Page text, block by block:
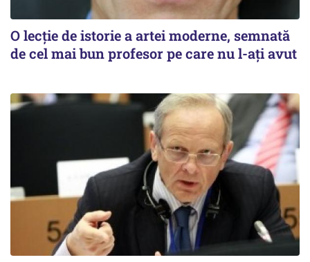
O lecție de istorie a artei moderne, semnată
de cel mai bun profesor pe care nu l-ați avut